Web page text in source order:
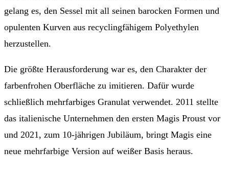
gelang es, den Sessel mit all seinen barocken Formen und
opulenten Kurven aus recyclingfähigem Polyethylen
herzustellen.
Die größte Herausforderung war es, den Charakter der
farbenfrohen Oberfläche zu imitieren. Dafür wurde
schließlich mehrfarbiges Granulat verwendet. 2011 stellte
das italienische Unternehmen den ersten Magis Proust vor
und 2021, zum 10-jährigen Jubiläum, bringt Magis eine
neue mehrfarbige Version auf weißer Basis heraus.